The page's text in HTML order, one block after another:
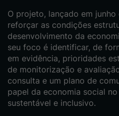
O projeto, lançado em
reforçar as condições
desenvolvimento da
seu foco é identificar, de
em evidência, prioridades
de monitorização e
consulta e um plano de
papel da economia social
sustentável e inclusivo.